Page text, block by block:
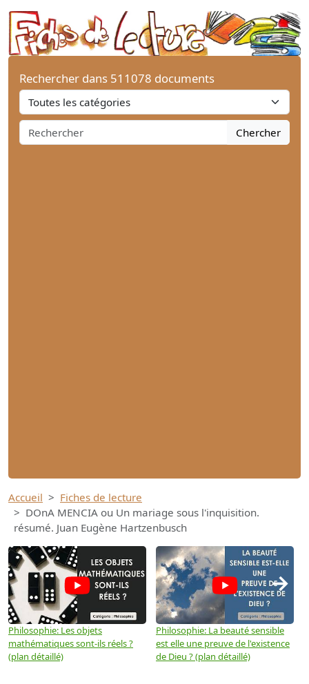
Rechercher dans 511078 documents
Chercher
Accueil
Fiches de lecture
DOnA MENCIA ou Un mariage sous l'inquisition.
résumé. Juan Eugène Hartzenbusch
Philosophie: Les objets
mathématiques sont-ils réels ?
(plan détaillé)
Philosophie: La beauté sensible
est elle une preuve de l'existence
de Dieu ? (plan détaillé)
→